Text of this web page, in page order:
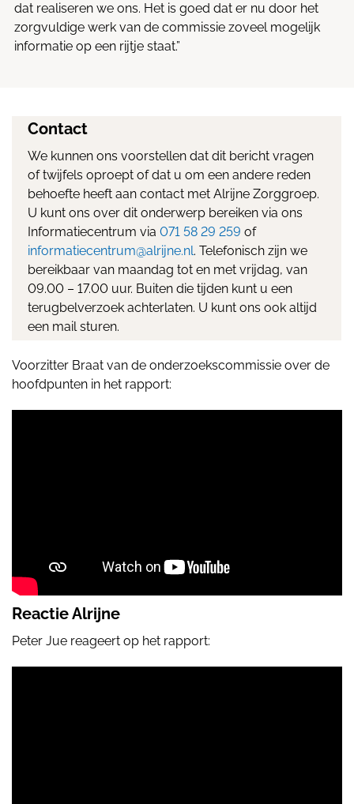
dat realiseren we ons. Het is goed dat er nu door het
zorgvuldige werk van de commissie zoveel mogelijk
informatie op een rijtje staat.”
Contact
We kunnen ons voorstellen dat dit bericht vragen
of twijfels oproept of dat u om een andere reden
behoefte heeft aan contact met Alrijne Zorggroep.
U kunt ons over dit onderwerp bereiken via ons
Informatiecentrum via 071 58 29 259 of
informatiecentrum@alrijne.nl. Telefonisch zijn we
bereikbaar van maandag tot en met vrijdag, van
09.00 – 17.00 uur. Buiten die tijden kunt u een
terugbelverzoek achterlaten. U kunt ons ook altijd
een mail sturen.
Voorzitter Braat van de onderzoekscommissie over de
hoofdpunten in het rapport:
Reactie Alrijne
Peter Jue reageert op het rapport: